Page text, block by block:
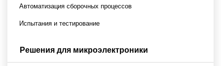
Автоматизация сборочных процессов
Испытания и тестирование
Решения для микроэлектроники